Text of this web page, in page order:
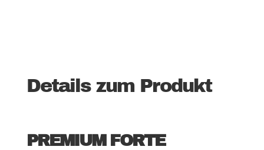
Details zum Produkt
PREMIUM FORTE